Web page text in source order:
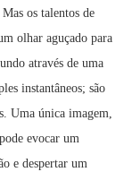
os talentos de
olhar aguçado para
através de uma
instantâneos; são
Uma única imagem,
evocar um
e despertar um